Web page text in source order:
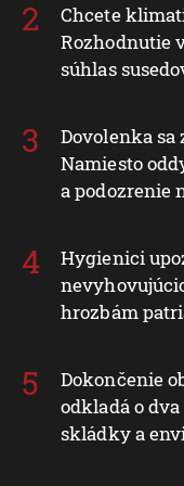
Chcete
Rozhodnutie
súhlas
Dovolenka
Namiesto
a podozrenie
Hygienici
hrozbám
Dokončenie
odkladá o
skládky a